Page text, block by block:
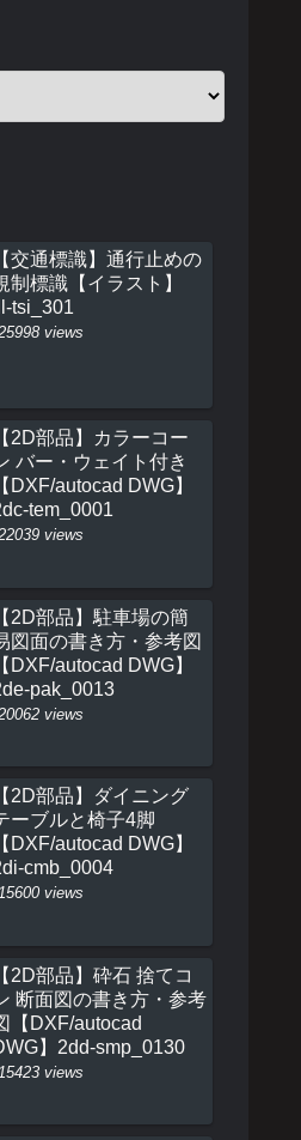
【交通標識】通行止めの
制標識【イラスト】
tsi_301
views
【2D部品】カラーコー
バー・ウェイト付き
【DXF/autocad DWG】
tem_0001
views
【2D部品】駐車場の簡
図面の書き方・参考図
【DXF/autocad DWG】
pak_0013
views
【2D部品】ダイニング
ーブルと椅子4脚
【DXF/autocad DWG】
cmb_0004
views
【2D部品】砕石 捨てコ
断面図の書き方・参考
【DXF/autocad
】2dd-smp_0130
15423 views